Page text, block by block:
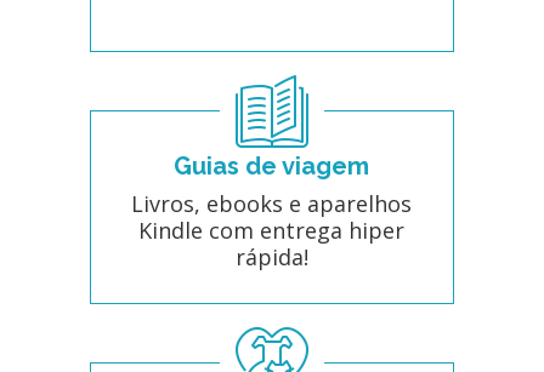
Guias de viagem
Livros, ebooks e aparelhos
Kindle com entrega hiper
rápida!